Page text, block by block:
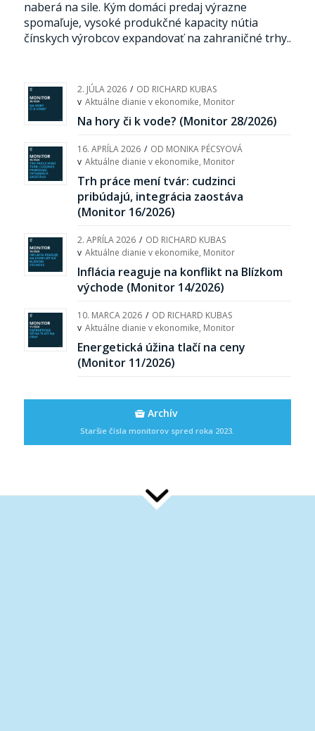
naberá na sile. Kým domáci predaj výrazne
spomaľuje, vysoké produkčné kapacity nútia
čínskych výrobcov expandovať na zahraničné trhy..
2. JÚLA 2026 / OD RICHARD KUBAS
v Aktuálne dianie v ekonomike, Monitor
Na hory či k vode? (Monitor 28/2026)
16. APRÍLA 2026 / OD MONIKA PÉCSYOVÁ
v Aktuálne dianie v ekonomike, Monitor
Trh práce mení tvár: cudzinci
pribúdajú, integrácia zaostáva
(Monitor 16/2026)
2. APRÍLA 2026 / OD RICHARD KUBAS
v Aktuálne dianie v ekonomike, Monitor
Inflácia reaguje na konflikt na Blízkom
východe (Monitor 14/2026)
10. MARCA 2026 / OD RICHARD KUBAS
v Aktuálne dianie v ekonomike, Monitor
Energetická úžina tlačí na ceny
(Monitor 11/2026)
Archív
Staršie čísla monitorov spred roka 2023.